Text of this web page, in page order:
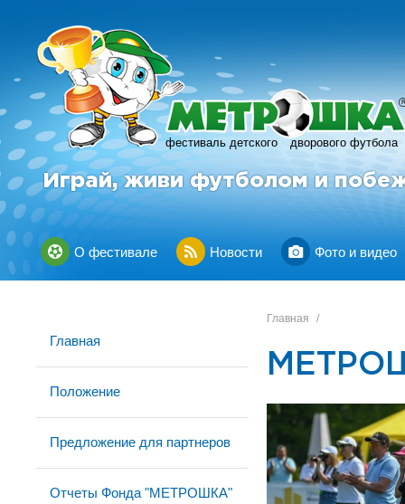
фестиваль детского дворового футбола
R
Играй, живи футболом и
О фестивале Новости Фото и видео
Главная
Положение
Предложение для партнеров
Отчеты Фонда "МЕТРОШКА"
Главная /